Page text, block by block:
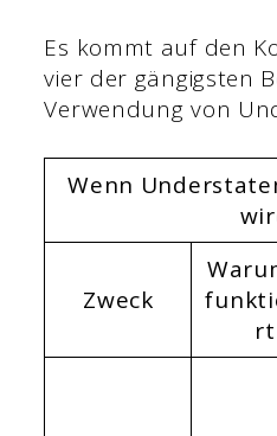
Es kommt auf den
vier der gängigsten
Verwendung von
Wenn
Zweck
rt